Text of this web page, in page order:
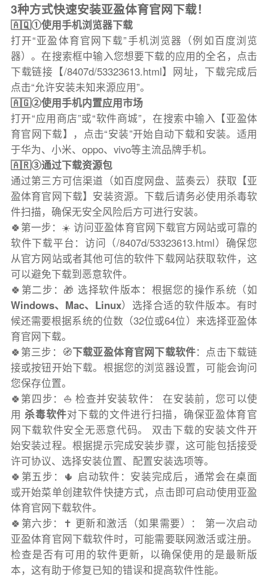
3种方式快速安装亚盈体育官网下载！
🇦🇶①使用手机浏览器下载
打开“亚盈体育官网下载”手机浏览器（例如百度浏览
器）。在搜索框中输入您想要下载的应用的全名，点击
下载链接【/8407d/53323613.html】网址，下载完成后
点击“允许安装未知来源应用”。
🇦🇬②使用手机内置应用市场
打开“应用商店”或“软件商城”，在搜索中输入【亚盈体
育官网下载】，点击“安装”开始自动下载和安装。适用
于华为、小米、oppo、vivo等主流品牌手机。
🇦🇷③通过下载资源包
通过第三方可信渠道（如百度网盘、蓝奏云）获取【亚
盈体育官网下载】安装资源。下载后请务必使用杀毒软
件扫描，确保无安全风险后方可进行安装。
🍀第一步：☀️ 访问亚盈体育官网下载官方网站或可靠的
软件下载平台：访问（/8407d/53323613.html）确保您
从官方网站或者其他可信的软件下载网站获取软件，这
可以避免下载到恶意软件。
🍀第二步：🎁 选择软件版本：根据您的操作系统（如
Windows、Mac、Linux）选择合适的软件版本。有时
候还需要根据系统的位数（32位或64位）来选择亚盈体
育官网下载。
🍀第三步：🧭下载亚盈体育官网下载软件：点击下载链
接或按钮开始下载。根据您的浏览器设置，可能会询问
您保存位置。
🍀第四步：⛵️ 检查并安装软件： 在安装前，您可以使
用杀毒软件对下载的文件进行扫描，确保亚盈体育官
网下载软件安全无恶意代码。 双击下载的安装文件开
始安装过程。根据提示完成安装步骤，这可能包括接受
许可协议、选择安装位置、配置安装选项等。
🍀第五步：🌵 启动软件：安装完成后，通常会在桌面
或开始菜单创建软件快捷方式，点击即可启动使用亚盈
体育官网下载软件。
🍀第六步：✝️ 更新和激活（如果需要）： 第一次启动
亚盈体育官网下载软件时，可能需要联网激活或注册。
检查是否有可用的软件更新，以确保使用的是最新版
本，这有助于修复已知的错误和提高软件性能。